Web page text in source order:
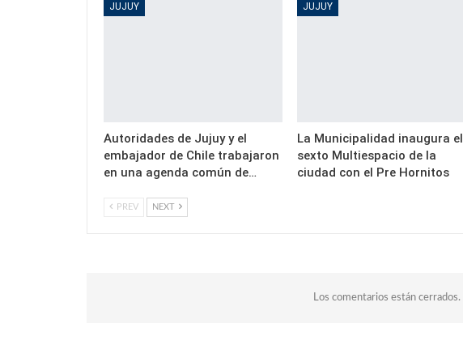
JUJUY
Autoridades de Jujuy y el
embajador de Chile trabajaron
en una agenda común de…
JUJUY
La Municipalidad inaugura el
sexto Multiespacio de la
ciudad con el Pre Hornitos
PREV NEXT
Los comentarios están cerrados.